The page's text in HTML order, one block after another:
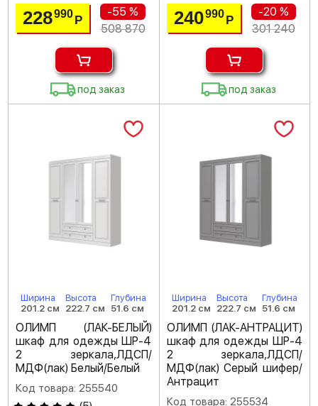
228990Р
-55 %
508 870
под заказ
240990 Р
-20 %
301 240
под заказ
Ширина
201.2 см
Высота
222.7 см
Глубина
51.6 см
ОЛИМП (ЛАК-БЕЛЫЙ)
шкаф для одежды ШР-4
2 зеркала,ЛДСП/
МДФ(лак) Белый/Белый
Код товара: 255540
Ширина
201.2 см
Высота
222.7 см
Глубина
51.6 см
ОЛИМП (ЛАК-АНТРАЦИТ)
шкаф для одежды ШР-4
2 зеркала,ЛДСП/
МДФ(лак) Серый шифер/
Антрацит
Код товара: 255534